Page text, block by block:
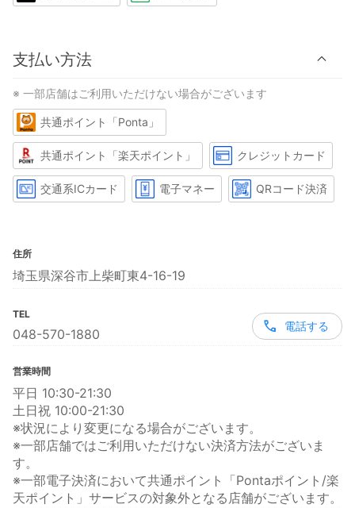
支払い方法
※ 一部店舗はご利用いただけない場合がございます
共通ポイント「Ponta」
共通ポイント「楽天ポイント」 クレジットカード
交通系ICカード 電子マネー QRコード決済
住所
埼玉県深谷市上柴町東4-16-19
TEL
048-570-1880
電話する
営業時間
平日 10:30-21:30
土日祝 10:00-21:30
※状況により変更になる場合がございます。
※一部店舗ではご利用いただけない決済方法がございま
す。
※一部電子決済において共通ポイント「Pontaポイント/楽
天ポイント」サービスの対象外となる店舗がございます。